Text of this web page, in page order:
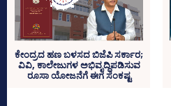
ಕೇಂದ್ರದ ಹಣ ಬಳಸದ ಬಿಜೆಪಿ ಸರ್ಕಾರ;
ವಿವಿ, ಕಾಲೇಜುಗಳ ಅಭಿವೃದ್ಧಿಪಡಿಸುವ
ರೂಸಾ ಯೋಜನೆಗೆ ಈಗ ಸಂಕಷ್ಟ